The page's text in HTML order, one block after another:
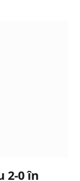
2-0 în